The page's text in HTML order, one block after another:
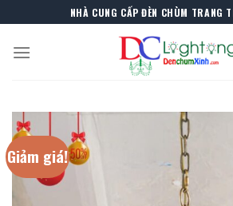
to
content
NHÀ CUNG CẤP ĐÈN CHÙM TRANG
Giảm giá!